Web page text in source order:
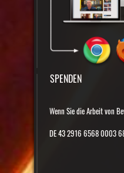
SPENDEN
Wenn Sie die Arbeit von
DE 43 2916 6568 0003